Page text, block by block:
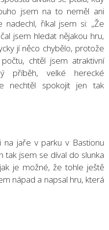
jsem na to neměl ani
říkal jsem si: „Že
jsem hledat nějakou hru,
jí něco chybělo, protože
chtěl jsem atraktivní
příběh, velké herecké
nechtěl spokojit jen tak
jaře v parku v Bastionu
tak jsem se díval do slunka
je možné, že tohle ještě
nápad a napsal hru, která